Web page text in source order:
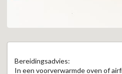
Bereidingsadvies:
In een voorverwarmde oven of